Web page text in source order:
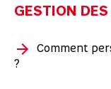
GESTION
Comment
?